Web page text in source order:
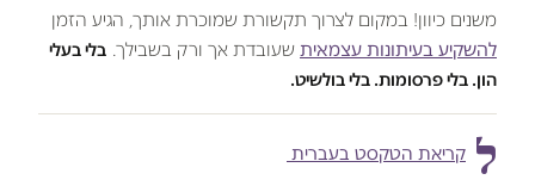
משנים כיוון! במקום לצרוך תקשורת שמוכרת אותך, הגיע הזמן
להשקיע בעיתונות עצמאית שעובדת אך ורק בשבילך. בלי בעלי
הון. בלי פרסומות. בלי בולשיט.
ל קריאת הטקסט בעברית